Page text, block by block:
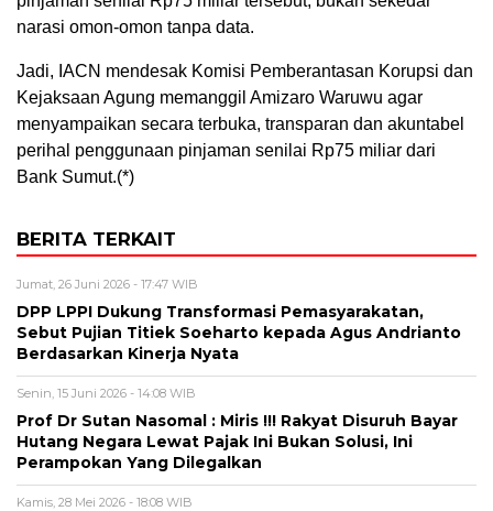
narasi omon-omon tanpa data.
Jadi, IACN mendesak Komisi Pemberantasan Korupsi dan
Kejaksaan Agung memanggil Amizaro Waruwu agar
menyampaikan secara terbuka, transparan dan akuntabel
perihal penggunaan pinjaman senilai Rp75 miliar dari
Bank Sumut.(*)
BERITA TERKAIT
Jumat, 26 Juni 2026 - 17:47 WIB
DPP LPPI Dukung Transformasi Pemasyarakatan,
Sebut Pujian Titiek Soeharto kepada Agus Andrianto
Berdasarkan Kinerja Nyata
Senin, 15 Juni 2026 - 14:08 WIB
Prof Dr Sutan Nasomal : Miris !!! Rakyat Disuruh Bayar
Hutang Negara Lewat Pajak Ini Bukan Solusi, Ini
Perampokan Yang Dilegalkan
Kamis, 28 Mei 2026 - 18:08 WIB